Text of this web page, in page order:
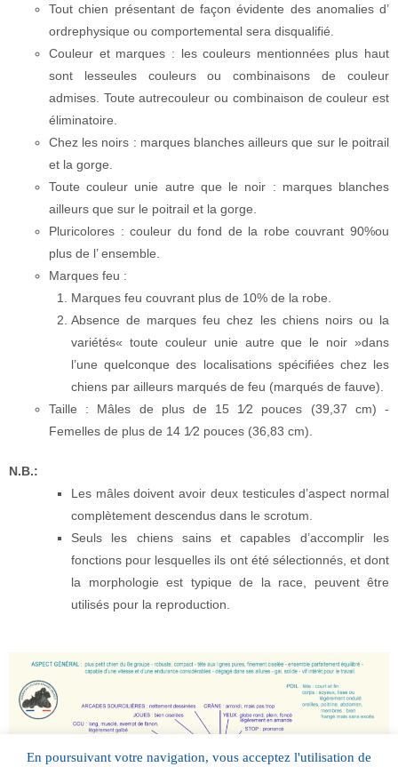
Tout chien présentant de façon évidente des anomalies d’
ordrephysique ou comportemental sera disqualifié.
Couleur et marques : les couleurs mentionnées plus haut
sont lesseules couleurs ou combinaisons de couleur
admises. Toute autrecouleur ou combinaison de couleur est
éliminatoire.
Chez les noirs : marques blanches ailleurs que sur le poitrail
et la gorge.
Toute couleur unie autre que le noir : marques blanches
ailleurs que sur le poitrail et la gorge.
Pluricolores : couleur du fond de la robe couvrant 90%ou
plus de l’ ensemble.
Marques feu :
Marques feu couvrant plus de 10% de la robe.
Absence de marques feu chez les chiens noirs ou la
variétés« toute couleur unie autre que le noir »dans
l’une quelconque des localisations spécifiées chez les
chiens par ailleurs marqués de feu (marqués de fauve).
Taille : Mâles de plus de 15 1⁄2 pouces (39,37 cm) -
Femelles de plus de 14 1⁄2 pouces (36,83 cm).
N.B.:
Les mâles doivent avoir deux testicules d’aspect normal
complètement descendus dans le scrotum.
Seuls les chiens sains et capables d’accomplir les
fonctions pour lesquelles ils ont été sélectionnés, et dont
la morphologie est typique de la race, peuvent être
utilisés pour la reproduction.
En poursuivant votre navigation, vous acceptez l'utilisation de